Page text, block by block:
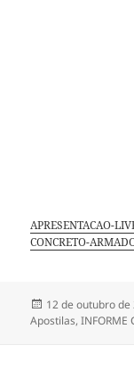
APRESENTACAO-
CONCRETO-
Publicado
em
12 de outubro de
Apostilas,INFORME